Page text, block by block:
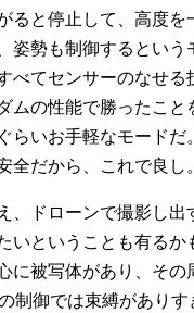
ると停止して、高度
姿勢も制御するという
べてセンサーのなせる
ムの性能で勝ったこと
らいお手軽なモードだ。
全だから、これで良し。
、ドローンで撮影し
いということも有るか
に被写体があり、その
制御では束縛がありす